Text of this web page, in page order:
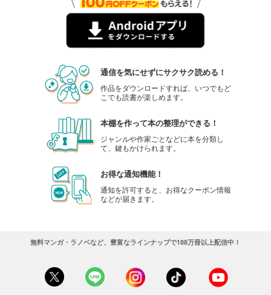
通信を気にせずにサクサク読める！
作品をダウンロードすれば、いつでもど
こでも読書が楽しめます。
本棚を作って本の整理ができる！
ジャンルや作家ごとなどに本を分類し
て、鍵もかけられます。
お得な通知機能！
通知を許可すると、お得なクーポン情報
などが届きます。
無料マンガ・ラノベなど、豊富なラインナップで188万冊以上配信中！